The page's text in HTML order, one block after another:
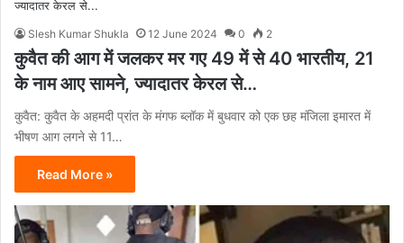
Slesh Kumar Shukla 12 June 2024 0 2
कुवैत की आग में जलकर मर गए 49 में से 40 भारतीय, 21
के नाम आए सामने, ज्यादातर केरल से…
कुवैत: कुवैत के अहमदी प्रांत के मंगफ ब्लॉक में बुधवार को एक छह मंजिला इमारत में
भीषण आग लगने से 11…
Read More »